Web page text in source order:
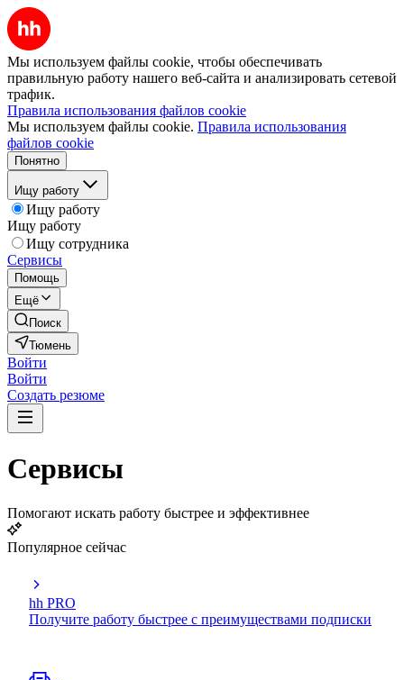
Мы используем файлы cookie, чтобы обеспечивать
правильную работу нашего веб-сайта и анализировать сетевой
трафик.
Правила использования файлов cookie
Мы используем файлы cookie. Правила использования
файлов cookie
Понятно
Ищу работу
Ищу работу
Ищу работу
Ищу сотрудника
Сервисы
Помощь
Ещё
Поиск
Тюмень
Войти
Войти
Создать резюме
Сервисы
Помогают искать работу быстрее и эффективнее
Популярное сейчас
hh PRO
Получите работу быстрее с преимуществами подписки